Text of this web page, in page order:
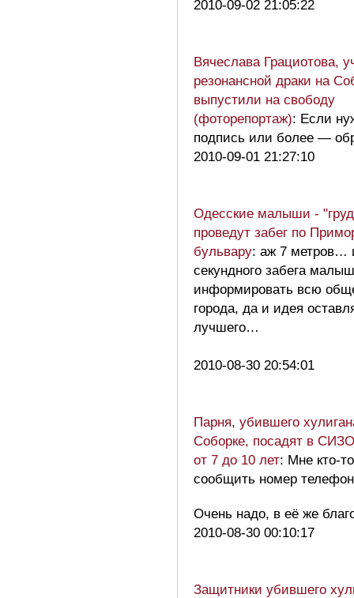
2010-09-02 21:05:22
Вячеслава Грациотова,
резонансной драки на
выпустили на свободу
(фоторепортаж): Если
подпись или более —
2010-09-01 21:27:10
Одесские малыши -
проведут забег по
бульвару: аж 7 метров…
секундного забега
информировать всю
города, да и идея
лучшего…
2010-08-30 20:54:01
Парня, убившего
Соборке, посадят в
от 7 до 10 лет: Мне кто-
сообщить номер
Очень надо, в её же
2010-08-30 00:10:17
Защитники убившего